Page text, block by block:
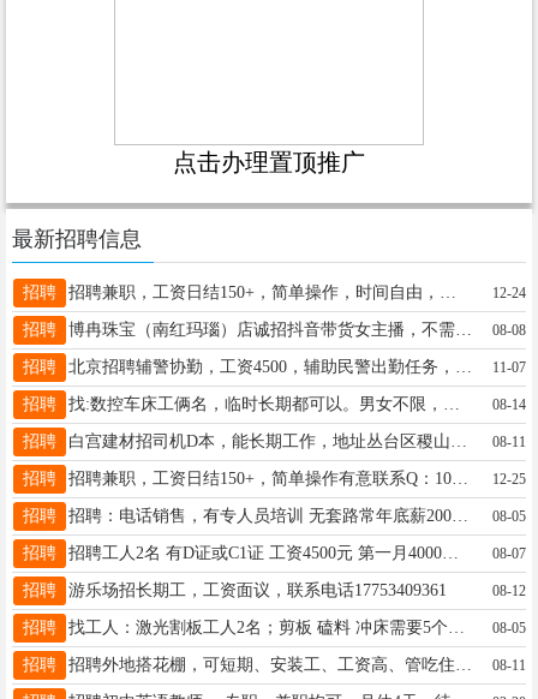
点击办理置顶推广
最新招聘信息
招聘 12-24
招聘 博冉珠宝（南红玛瑙）店诚招抖音带货女主播，不需要露脸，年龄18-50岁，有销售经验者优先！底薪加高提成；月薪过万，时间自由，每天工作四小时以上，工作地点邯郸市邯山区赵都新城附近。有意者请致电19333267271李女士 08-08
招聘 11-07
招聘 08-14
招聘 08-11
招聘 招聘兼职，工资日结150+，简单操作有意联系Q：1078302094 12-25
招聘 招聘：电话销售，有专人员培训 无套路常年底薪2000元，每月公休4天 不跳舞不画饼 地址：飞宇螺丝大世界5排A20（乐业紧固件） 电话：17752962333 孟经理 08-05
招聘 招聘工人2名 有D证或C1证 工资4500元 第一月4000元 地址: 新世纪冷库 13082100330 08-07
招聘 游乐场招长期工，工资面议，联系电话17753409361 08-12
招聘 08-05
招聘 08-11